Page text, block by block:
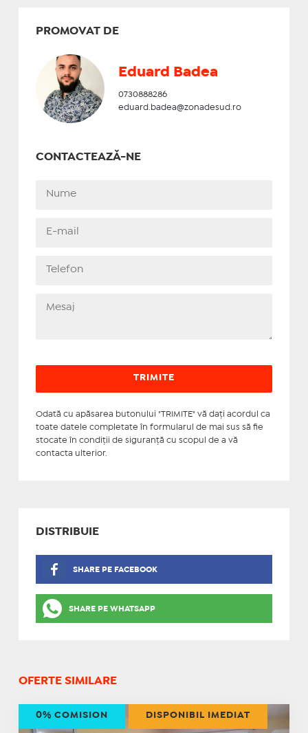
PROMOVAT DE
Eduard Badea
0730888286
eduard.badea@zonadesud.ro
CONTACTEAZĂ-NE
Odată cu apăsarea butonului "TRIMITE" vă daţi acordul ca
toate datele completate în formularul de mai sus să fie
stocate în condiţii de siguranţă cu scopul de a vă
contacta ulterior.
DISTRIBUIE
SHARE PE FACEBOOK
SHARE PE WHATSAPP
OFERTE SIMILARE
0% COMISION DISPONIBIL IMEDIAT